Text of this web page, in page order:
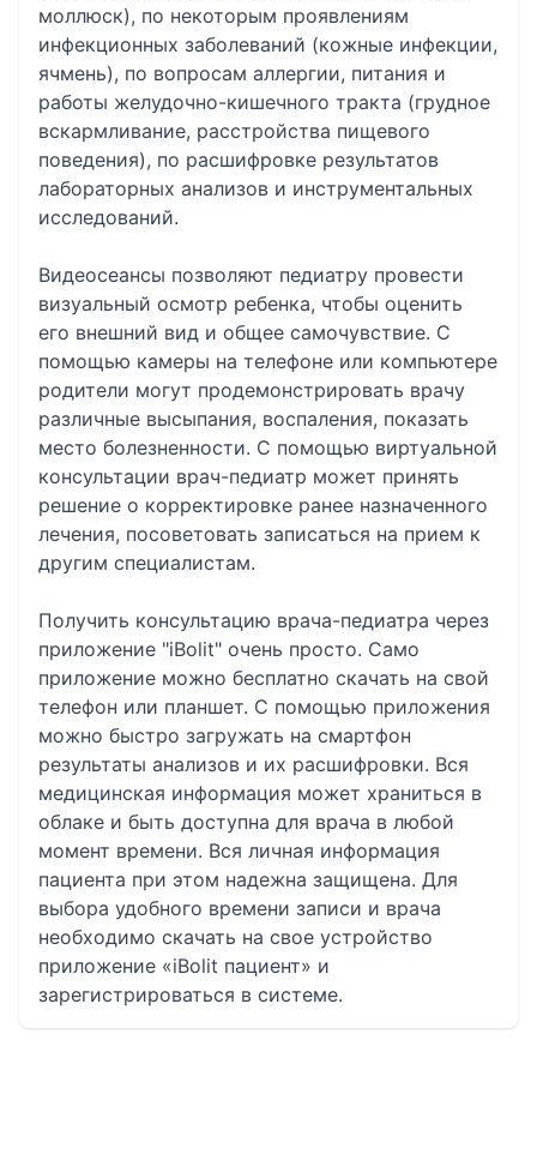
моллюск), по некоторым проявлениям
инфекционных заболеваний (кожные инфекции,
ячмень), по вопросам аллергии, питания и
работы желудочно-кишечного тракта (грудное
вскармливание, расстройства пищевого
поведения), по расшифровке результатов
лабораторных анализов и инструментальных
исследований.
Видеосеансы позволяют педиатру провести
визуальный осмотр ребенка, чтобы оценить
его внешний вид и общее самочувствие. С
помощью камеры на телефоне или компьютере
родители могут продемонстрировать врачу
различные высыпания, воспаления, показать
место болезненности. С помощью виртуальной
консультации врач-педиатр может принять
решение о корректировке ранее назначенного
лечения, посоветовать записаться на прием к
другим специалистам.
Получить консультацию врача-педиатра через
приложение "iBolit" очень просто. Само
приложение можно бесплатно скачать на свой
телефон или планшет. С помощью приложения
можно быстро загружать на смартфон
результаты анализов и их расшифровки. Вся
медицинская информация может храниться в
облаке и быть доступна для врача в любой
момент времени. Вся личная информация
пациента при этом надежна защищена. Для
выбора удобного времени записи и врача
необходимо скачать на свое устройство
приложение «iBolit пациент» и
зарегистрироваться в системе.